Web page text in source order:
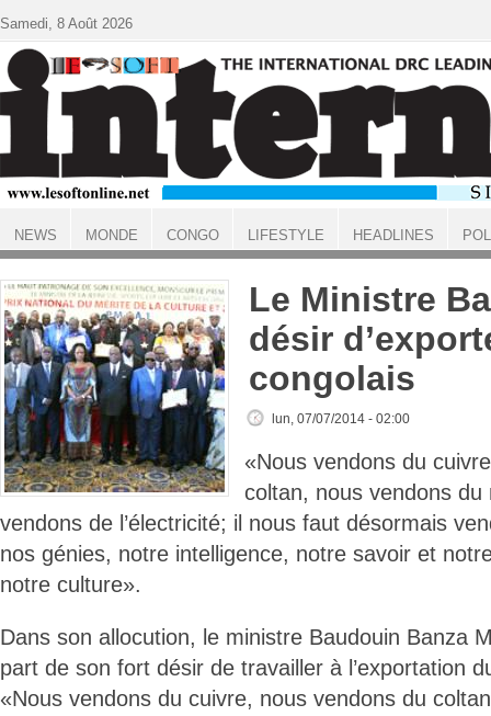
ACCUEIL
Le Ministre
désir
congolais
lun, 07/07/2014 - 02:00
«Nous vendons du
coltan, nous vendons du
vendons de l’électricité; il nous faut désormais
nos génies, notre intelligence, notre savoir et
notre culture».
Dans son allocution, le ministre Baudouin Banza
part de son fort désir de travailler à l’exportation
«Nous vendons du cuivre, nous vendons du
Samedi, 8 Août 2026
NEWS MONDE CONGO LIFESTYLE HEADLINES